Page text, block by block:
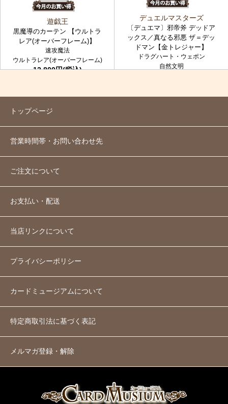
遊戯王
黒魔導のカーテン 【ウルトラ
レア(オーバーフレーム)】
速攻魔法
ウルトラレア(オーバーフレーム)
12,800円(税込)
デュエルマスターズ
〔デュエマ〕邪帝斧 デッドア
ックス／真なる邪悪 ザ＝デッ
ドマン【金トレジャー】
ドラグハート・ウェポン
自然文明
トップページ
営業時間帯・お問い合わせ先
ご注文について
お支払い・配送
当店リンクについて
プライバシーポリシー
カードミュージアムについて
特定商取引法に基づく表記
メルマガ登録・解除